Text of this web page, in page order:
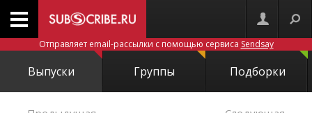
Отправляет email-рассылки с помощью сервиса Sendsay
Выпуски Группы Подборки